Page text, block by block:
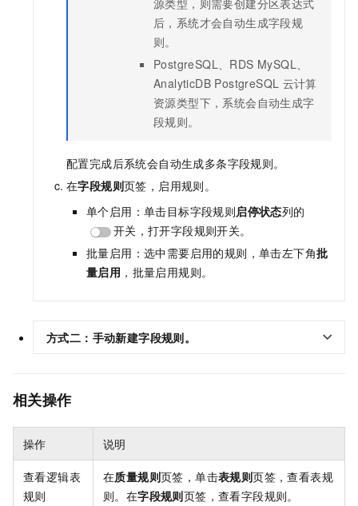
后，系统才会自动生成字段规
则。
PostgreSQL、RDS MySQL、
AnalyticDB PostgreSQL 云计算
资源类型下，系统会自动生成字
段规则。
配置完成后系统会自动生成多条字段规则。
在字段规则页签，启用规则。
单个启用：单击目标字段规则启停状态列的
开关，打开字段规则开关。
批量启用：选中需要启用的规则，单击左下角批
量启用 ，批量启用规则。
方式二：手动新建字段规则。
相关操作
操作 说明
查看逻辑表
规则
在质量规则页签，单击表规则页签，查看表规
则。在字段规则页签，查看字段规则。